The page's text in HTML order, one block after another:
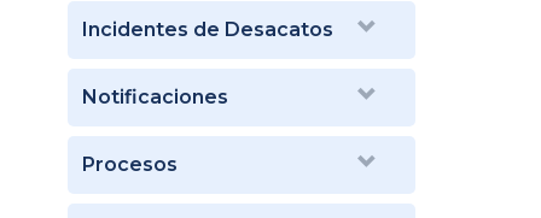
Incidentes de Desacatos
Notificaciones
Procesos